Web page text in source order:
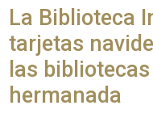
La Biblioteca
tarjetas
las
hermanada